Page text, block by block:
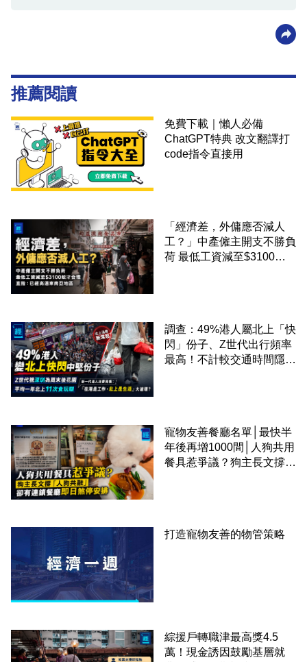
推薦閱讀
免費下載｜懶人必備
ChatGPT特典 改文翻譯打
code指令直接用
「經濟差，外傭應否減人
工？」中產僱主開支不勝負
荷 最低工資減至$3100蚊
調查：49%港人屬北上「快
閃」份子、Z世代出行頻率
最高！不計較交通時間隱形
寵物友善餐廳名單│最快半
年後再增1000間│人狗共用
餐具惹爭議？狗主長文撐
打造寵物友善的物管策略
綜援戶轉職津最高獎4.5
萬！現金誘因鼓勵基層就